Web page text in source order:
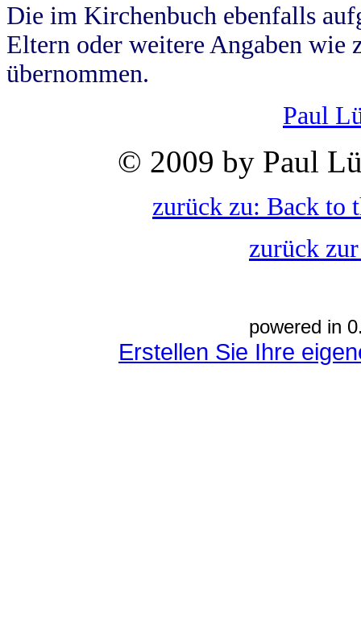
Die im Kirchenbuch ebenfalls
Eltern oder weitere Angaben wie
übernommen.
Paul
© 2009 by Paul
zurück zu: Back to
zurück
powered in
Erstellen Sie Ihre